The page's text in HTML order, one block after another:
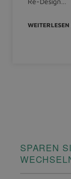
SPAREN